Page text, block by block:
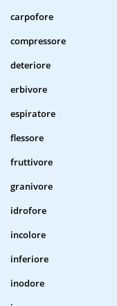
carpofore
compressore
deteriore
erbivore
espiratore
flessore
fruttivore
granivore
idrofore
incolore
inferiore
inodore